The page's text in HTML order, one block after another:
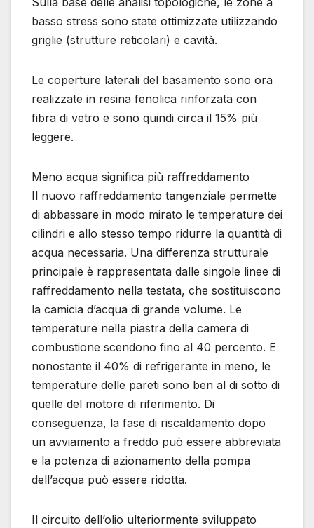
basso stress sono state ottimizzate utilizzando
griglie (strutture reticolari) e cavità.
Le coperture laterali del basamento sono ora
realizzate in resina fenolica rinforzata con
fibra di vetro e sono quindi circa il 15% più
leggere.
Meno acqua significa più raffreddamento
Il nuovo raffreddamento tangenziale permette
di abbassare in modo mirato le temperature dei
cilindri e allo stesso tempo ridurre la quantità di
acqua necessaria. Una differenza strutturale
principale è rappresentata dalle singole linee di
raffreddamento nella testata, che sostituiscono
la camicia d’acqua di grande volume. Le
temperature nella piastra della camera di
combustione scendono fino al 40 percento. E
nonostante il 40% di refrigerante in meno, le
temperature delle pareti sono ben al di sotto di
quelle del motore di riferimento. Di
conseguenza, la fase di riscaldamento dopo
un avviamento a freddo può essere abbreviata
e la potenza di azionamento della pompa
dell’acqua può essere ridotta.
Il circuito dell’olio ulteriormente sviluppato